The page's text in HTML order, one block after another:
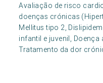
Avaliação de risco
doenças crónicas
Mellitus tipo 2,
infantil e juvenil, Doença
Tratamento da dor